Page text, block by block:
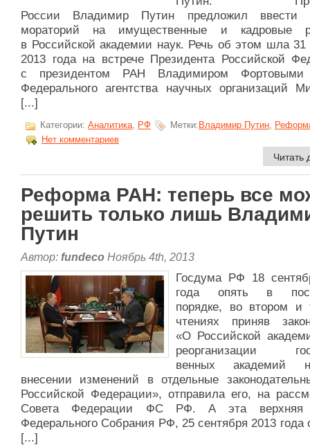
России Владимир Путин предложил ввести
мораторий на имущественные и кадровые
в Российской академии наук. Речь об этом шла 31
2013 года на встрече Президента Российской
с президентом РАН Владимиром Фортовыми
Федерального агентства научных организаций
[...]
Категории: Аналитика, РФ Метки: Владимир Путин,
Нет комментариев
Читать
Реформа РАН: теперь все
решить только лишь
Путин
Автор: fundeco Ноябрь 4th, 2013
Госдума РФ 18
года опять в
порядке, во втором и
чтениях приняв
«О Российской
реорганизации
венных академий
внесении изменений в отдельные
Российской Федерации», отправилa его, на
Совета Федерации ФС РФ. А эта верхняя
Федерального Собрания РФ, 25 сентября 2013 года
[...]